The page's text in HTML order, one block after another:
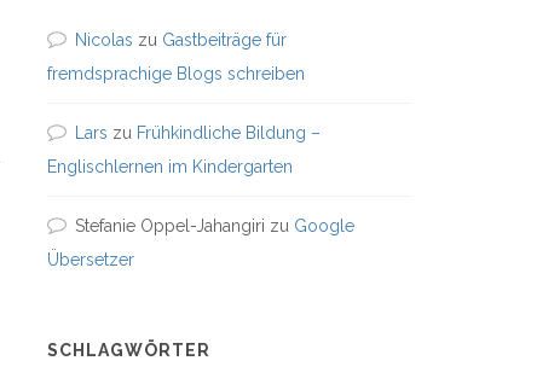
Nicolas zu Gastbeiträge für
fremdsprachige Blogs schreiben
Lars zu Frühkindliche Bildung –
Englischlernen im Kindergarten
Stefanie Oppel-Jahangiri zu Google
Übersetzer
SCHLAGWÖRTER